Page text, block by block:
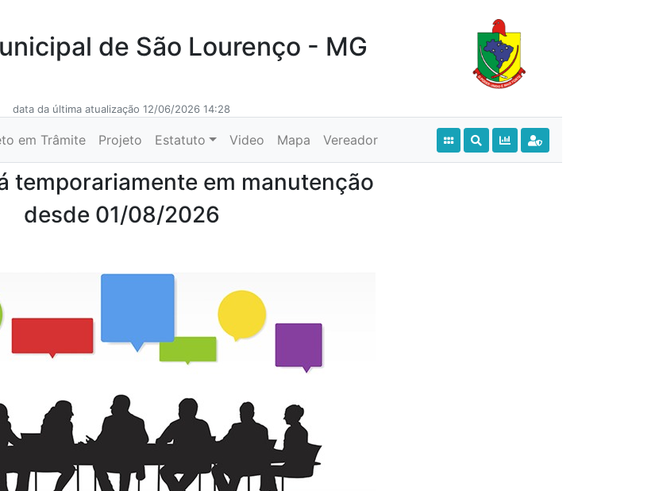
de São Lourenço - MG
data da última atualização 12/06/2026 14:28
em Trâmite Projeto Estatuto Video Mapa Vereador
temporariamente em manutenção
desde 01/08/2026